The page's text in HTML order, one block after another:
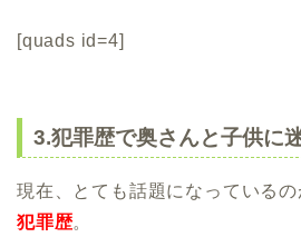
[quads id=4]
3.犯罪歴で奥さんと子供に
現在、とても話題になっているの
犯罪歴。